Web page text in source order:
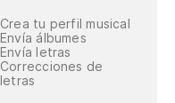
Crea tu perfil musical
Envía álbumes
Envía letras
Correcciones de
letras